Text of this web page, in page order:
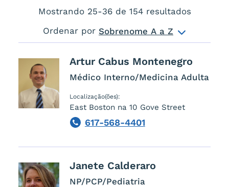
Mostrando 25-36de 154resultados
Ordenar por Sobrenome A a Z
Artur Cabus Montenegro
Médico Interno/Medicina Adulta
Localização(ões):
East Boston na 10 Gove Street
617-568-4401
Phone
Janete Calderaro
NP/PCP/Pediatria